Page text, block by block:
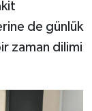
de günlük
zaman dilimi